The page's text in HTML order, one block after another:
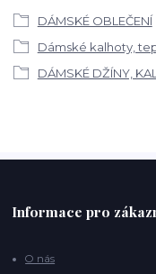
DÁMSKÉ OBLEČENÍ
Dámské kalhoty,
DÁMSKÉ DŽÍNY,
Informace pro
O nás